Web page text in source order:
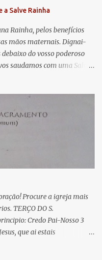
Salve Rainha
Rainha, pelos benefícios
mãos maternais. Dignai-
do vosso poderoso
saudamos com uma Salve
vossos olhos
deste desterro, mostrai-nos
ó clemente, ó piedosa, ó
nós Santa Mãe de Deus.
de Cristo. Amém.
Procure a igreja mais
TERÇO DO S.
Credo Pai-Nosso 3
que ai estais